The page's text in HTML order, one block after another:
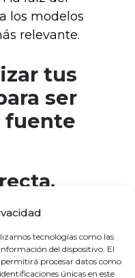
tecnologías como las
del dispositivo. El
procesar datos como
únicas en este
los modelos
relevante.
tus
ser
fuente
una